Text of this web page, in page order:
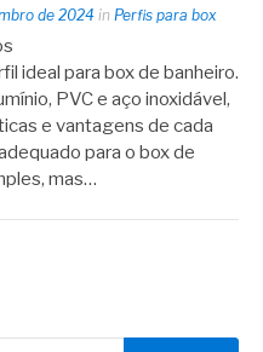
de 2024 in Perfis para box
ideal para box de banheiro.
PVC e aço inoxidável,
e vantagens de cada
para o box de
mas…